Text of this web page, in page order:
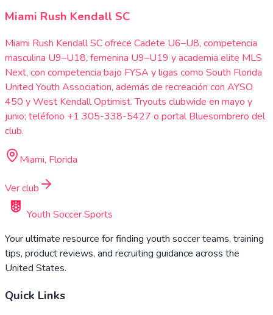
Miami Rush Kendall SC
Miami Rush Kendall SC ofrece Cadete U6–U8, competencia
masculina U9–U18, femenina U9–U19 y academia elite MLS
Next, con competencia bajo FYSA y ligas como South Florida
United Youth Association, además de recreación con AYSO
450 y West Kendall Optimist. Tryouts clubwide en mayo y
junio; teléfono +1 305-338-5427 o portal Bluesombrero del
club.
Miami, Florida
Ver club
Youth Soccer Sports
Your ultimate resource for finding youth soccer teams, training
tips, product reviews, and recruiting guidance across the
United States.
Quick Links